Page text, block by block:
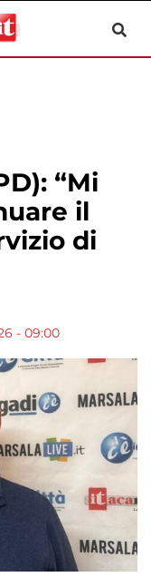
“Mi
il
di
- 09:00